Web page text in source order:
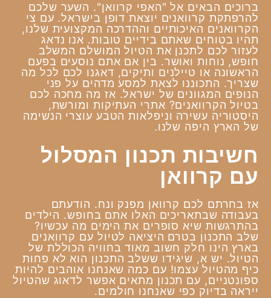
ברוכים הבאים אל "האפי קרוואן". השער שלכם
להרפתקת קרוואנים יוצאת דופן בישראל. עם צי
הקרוואנים האיכותיים וההדרכה המקצועית שלנו,
תהיו בטוחים שאתם בידיים טובות. אנו נדאג
לעזור לכם לתכנן את הטיול המושלם המשלב
חופש, נוחות ואושר. בין אם אתם נוסעים בפעם
הראשונה או טיילנים ותיקים, דאגנו לכם לכל מה
שצריך. התכוננו לצאת למסע מדהים על פני
הנופים המגוונים של ישראל. אז מה מחכה לכם
בטיול הקרוואנים? אתרי העתיקות ומורשת,
היסטוריה עשירה וניפלאות הטבע עוצרי הנשימה
של הארץ היפה שלנו.
חשיבות תכנון המסלול
עם קרוואן
אז בחרתם לכם קרוואן מפנק ונח. הודעתם
בעבודה שבתאריכים האלו אתם בחופש. הילדים
בהתרגשות שיא סופרים את הימים מה עכשיו?
שלב התכנון בטרם היציאה לטיול עם קרוואנים
בארץ הינו חלק חשוב מאוד בחוויה הכוללת של
הטיול. יש א, שיגידו ששלב התכנון הוא לא פחות
כיף מהטיול עצמו! עם כמה שאנחנו אוהבים להיות
ספונטניים, עם תכנון מתאים אפשר לדאוג שהטיול
ייראה בדיוק כפי שאנחנו חולמים.